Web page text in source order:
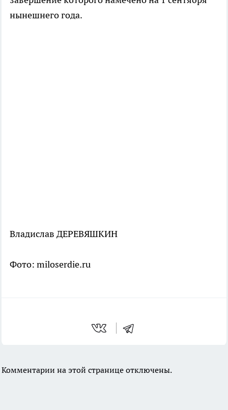
нынешнего года.
Владислав ДЕРЕВЯШКИН
Фото: miloserdie.ru
Комментарии на этой странице отключены.